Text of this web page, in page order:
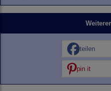
teilen
pin it